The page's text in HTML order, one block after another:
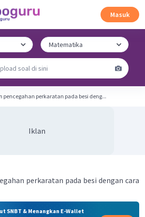
Masuk
pencegahan perkaratan pada besi deng...
Iklan
perkaratan pada besi dengan cara
SNBT & Menangkan E-Wallet